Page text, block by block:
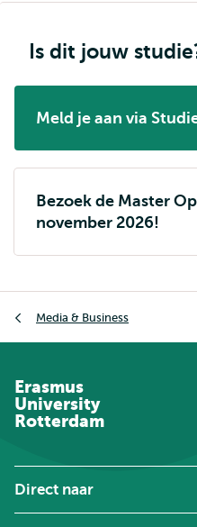
Is dit jouw
Meld je aan via
Opent
extern
Bezoek de Master
november 2026!
Media & Business
Erasmus
University
Rotterdam
Direct naar